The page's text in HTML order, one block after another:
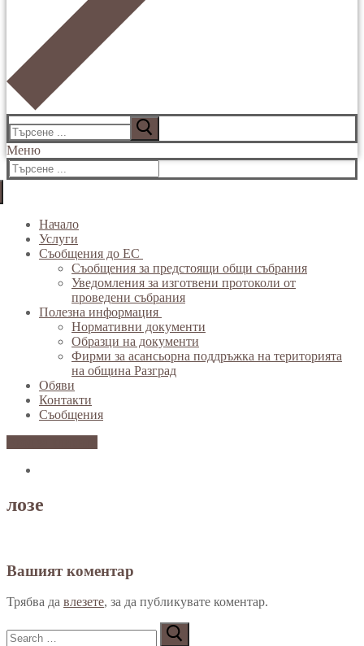
Търсене
за:
Меню
Търсене
за:
Начало
Услуги
Съобщения до ЕС
Съобщения за предстоящи общи събрания
Уведомления за изготвени протоколи от
проведени събрания
Полезна информация
Нормативни документи
Образци на документи
Фирми за асансьорна поддръжка на територията
на община Разград
Обяви
Контакти
Съобщения
лозе
Вашият коментар
Трябва да влезете, за да публикувате коментар.
Търсене